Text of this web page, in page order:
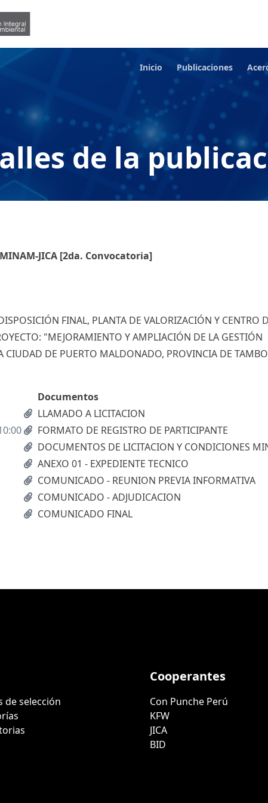
Inicio Publicaciones
de la
JICA [2da. Convocatoria]
FINAL, PLANTA DE VALORIZACIÓN Y CENTRO
"MEJORAMIENTO Y AMPLIACIÓN DE LA GESTIÓN
DE PUERTO MALDONADO, PROVINCIA DE
Documentos
LLAMADO A LICITACION
FORMATO DE REGISTRO DE PARTICIPANTE
DOCUMENTOS DE LICITACION Y CONDICIONES
ANEXO 01 - EXPEDIENTE TECNICO
COMUNICADO - REUNION PREVIA INFORMATIVA
COMUNICADO - ADJUDICACION
COMUNICADO FINAL
de selección
Cooperantes
Con Punche Perú
KFW
JICA
BID